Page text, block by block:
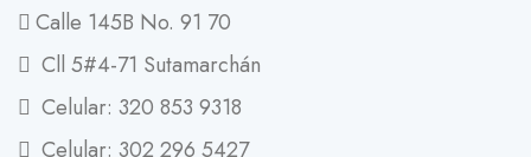
Calle 145B No. 91 70
Cll 5#4-71 Sutamarchán
Celular: 320 853 9318
Celular: 302 296 5427